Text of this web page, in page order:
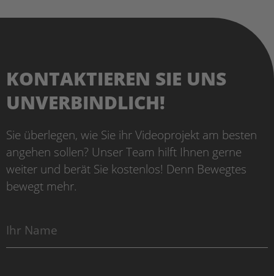
KONTAKTIEREN SIE UNS
UNVERBINDLICH!
Sie überlegen, wie Sie ihr Videoprojekt am besten
angehen sollen? Unser Team hilft Ihnen gerne
weiter und berät Sie kostenlos! Denn Bewegtes
bewegt mehr.